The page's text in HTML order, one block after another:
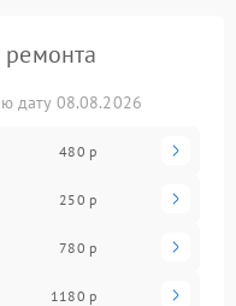
дату 08.08.2026
480 р
250 р
780 р
1180 р